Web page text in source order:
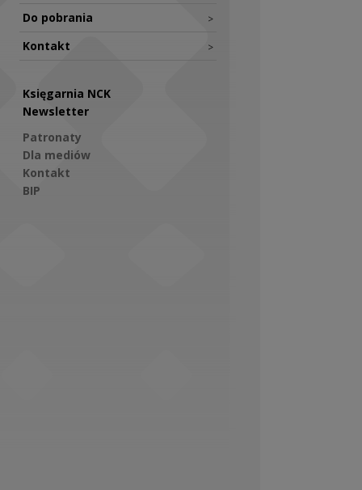
Do pobrania >
Kontakt >
Księgarnia NCK
Newsletter
Patronaty
Dla mediów
Kontakt
BIP